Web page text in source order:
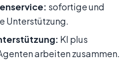
sofortige und
Unterstützung.
KI plus
arbeiten zusammen.